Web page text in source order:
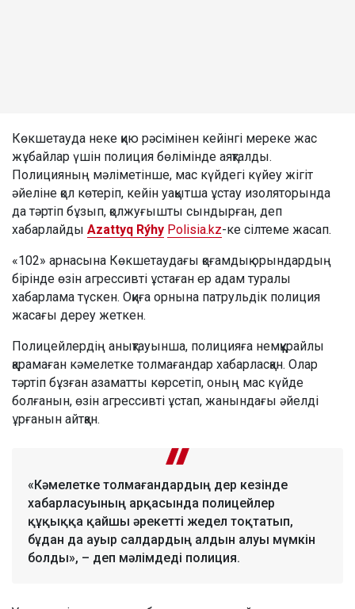
Көкшетауда неке қию рәсімінен кейінгі мереке жас
жұбайлар үшін полиция бөлімінде аяқталды.
Полицияның мәліметінше, мас күйдегі күйеу жігіт
әйеліне қол көтеріп, кейін уақытша ұстау изоляторында
да тәртіп бұзып, қолжуғышты сындырған, деп
хабарлайды Azattyq Rýhy Polisia.kz-ке сілтеме жасап.
«102» арнасына Көкшетаудағы қоғамдық орындардың
бірінде өзін агрессивті ұстаған ер адам туралы
хабарлама түскен. Оқиға орнына патрульдік полиция
жасағы дереу жеткен.
Полицейлердің анықтауынша, полицияға немқұрайлы
қарамаған кәмелетке толмағандар хабарласқан. Олар
тәртіп бұзған азаматты көрсетіп, оның мас күйде
болғанын, өзін агрессивті ұстап, жанындағы әйелді
ұрғанын айтқан.
«Кәмелетке толмағандардың дер кезінде
хабарласуының арқасында полицейлер
құқыққа қайшы әрекетті жедел тоқтатып,
бұдан да ауыр салдардың алдын алуы мүмкін
болды», – деп мәлімдеді полиция.